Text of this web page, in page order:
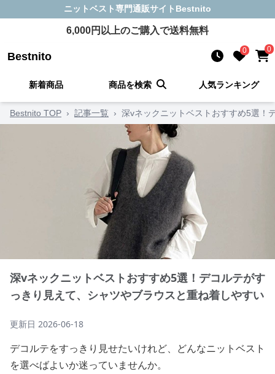
ニットベスト専門通販サイト Bestnito
6,000円以上のご購入で送料無料
Bestnito 0 0
新着商品 商品を検索 人気ランキング
Bestnito TOP › 記事一覧 › 深vネックニットベストおすすめ5選！
深vネックニットベストおすすめ5選！デコルテがす
っきり見えて、シャツやブラウスと重ね着しやすい
更新日 2026-06-18
デコルテをすっきり見せたいけれど、どんなニットベスト
を選べばよいか迷っていませんか。